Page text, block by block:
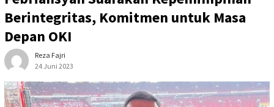
Berintegritas, Komitmen untuk Masa
Depan OKI
Reza Fajri
24 Juni 2023